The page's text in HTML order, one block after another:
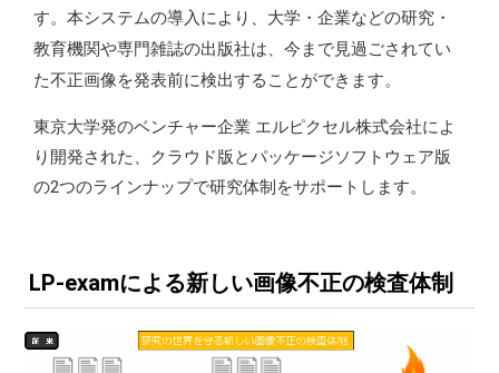
す。本システムの導入により、大学・企業などの研究・
教育機関や専門雑誌の出版社は、今まで見過ごされてい
た不正画像を発表前に検出することができます。
東京大学発のベンチャー企業 エルピクセル株式会社によ
り開発された、クラウド版とパッケージソフトウェア版
の2つのラインナップで研究体制をサポートします。
LP-examによる新しい画像不正の検査体制